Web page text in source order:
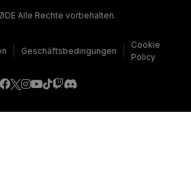
Alle Rechte vorbehalten.
Geschäftsbedingungen
Cookie
Policy